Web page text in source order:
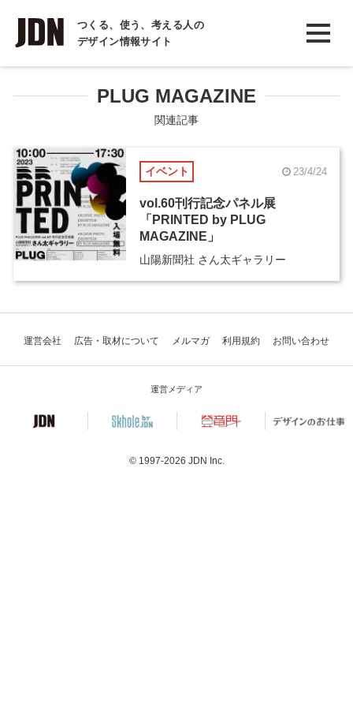
つくる、使う、考える人の
デザイン情報サイト
INTERVIEW
インタビュー
REPORT
COLUMN
コラム
PLUG MAGAZINE
関連記事
イベント 23/4/24
vol.60刊行記念パネル展
「PRINTED by PLUG
MAGAZINE」
山陽新聞社 さん太ギャラリー
運営会社 広告・取材について メルマガ 利用規約 お問い合わせ
運営メディア
© 1997-2026 JDN Inc.